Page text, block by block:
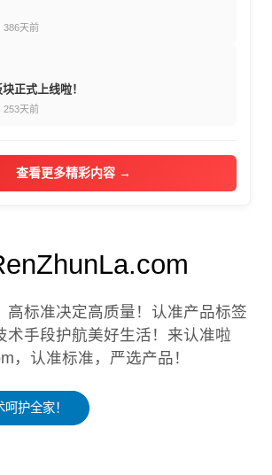
386天前
正式上线啦！
253天前
查看更多精彩内容 →
高标准决定高质量！认准产品标签
术手段护航美好生活！来认准啦
，认准标准，严选产品！
护全家！